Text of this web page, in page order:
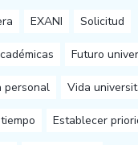
EXANI Solicitud
Futuro
personal Vida
Establecer